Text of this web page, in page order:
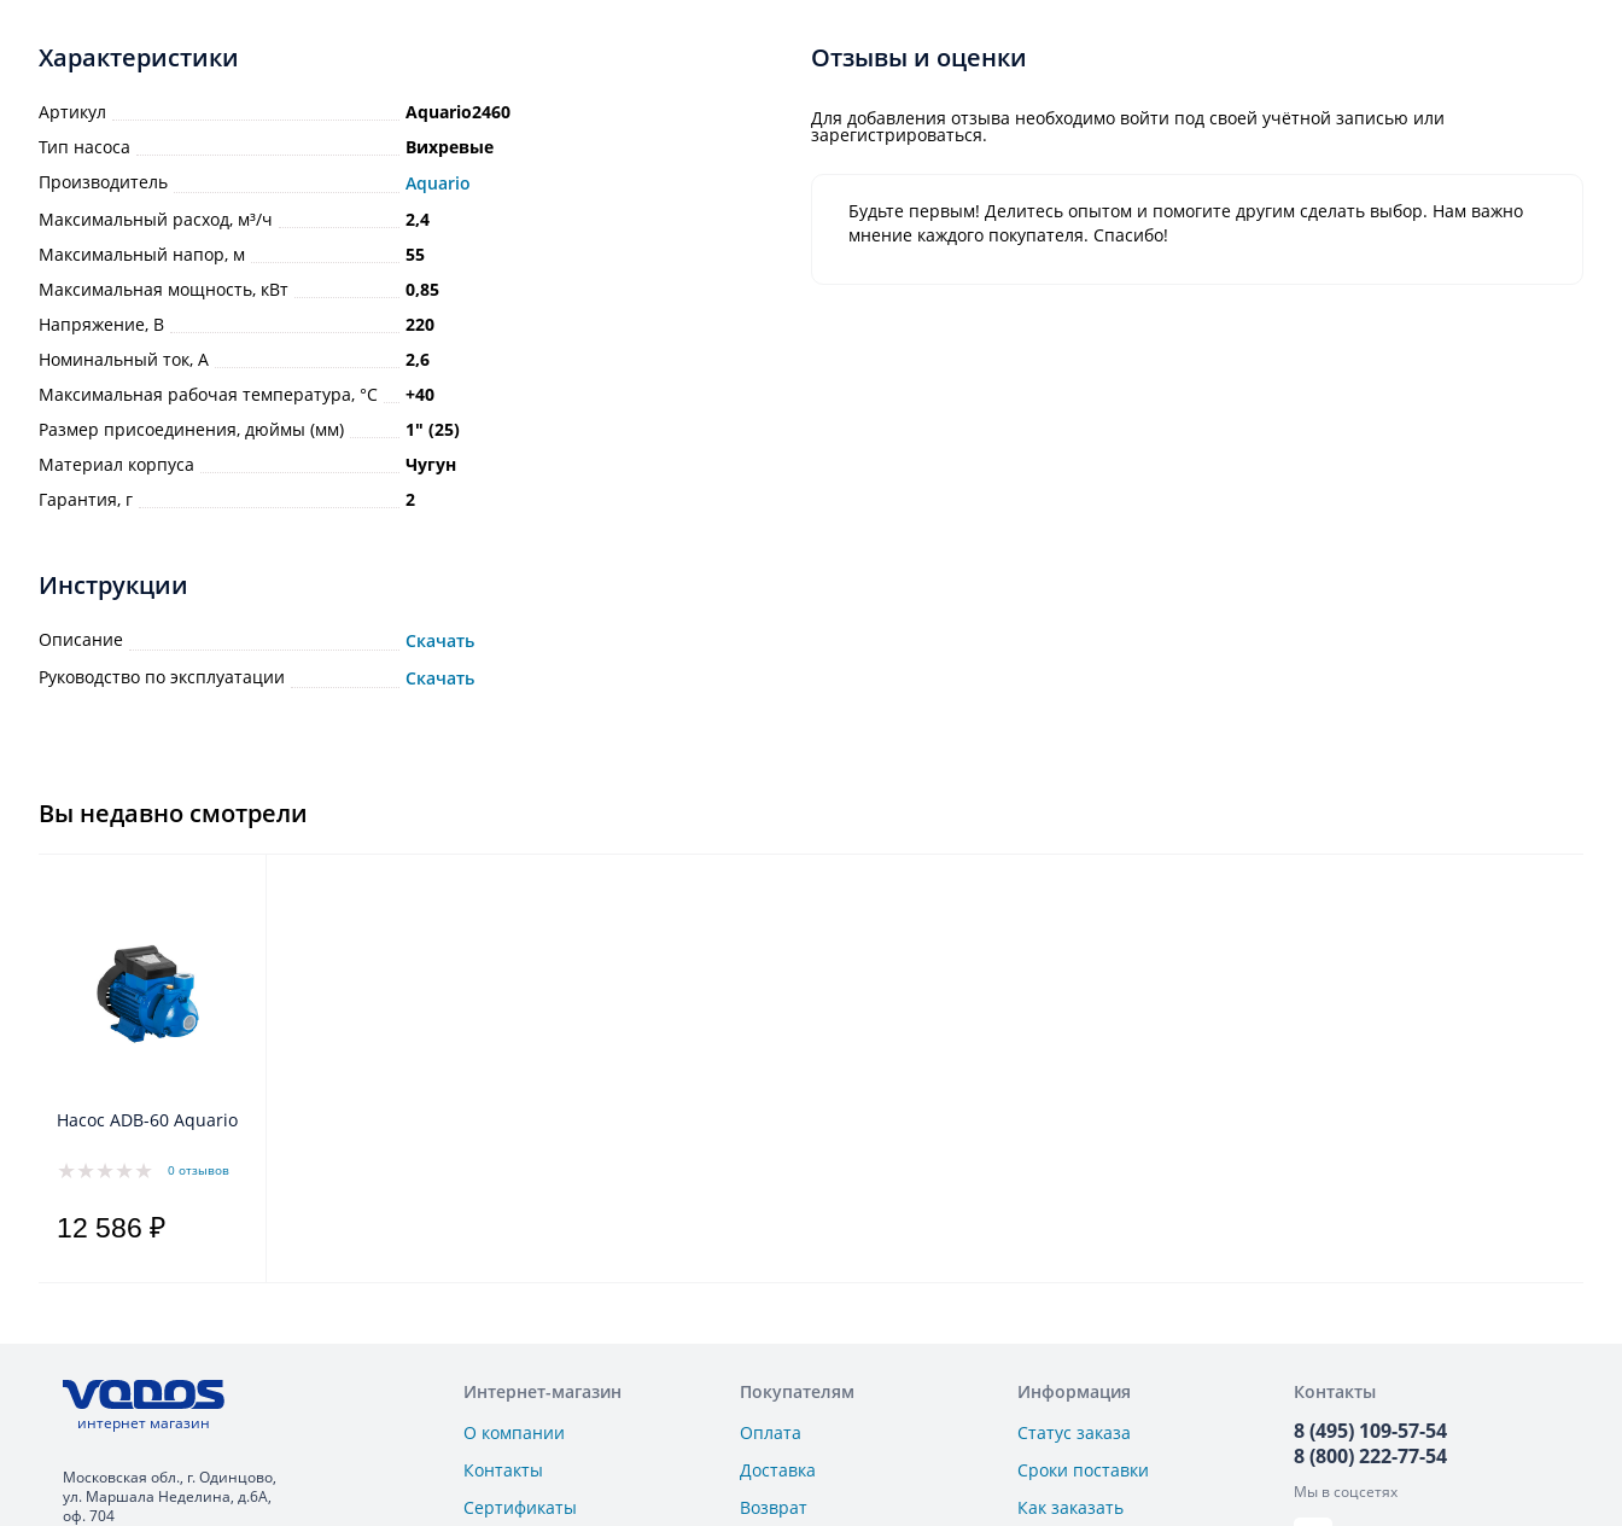
Характеристики
Артикул
Aquario2460
Тип насоса
Вихревые
Производитель
Aquario
Максимальный расход, м³/ч
2,4
Максимальный напор, м
55
Максимальная мощность, кВт
0,85
Напряжение, В
220
Номинальный ток, А
2,6
Максимальная рабочая температура, °С
+40
Размер присоединения, дюймы (мм)
1ʺ (25)
Материал корпуса
Чугун
Гарантия, г
2
Инструкции
Описание
Скачать
Руководство по эксплуатации
Скачать
Отзывы и оценки
Для добавления отзыва необходимо войти под своей учётной записью или
зарегистрироваться.
Будьте первым! Делитесь опытом и помогите другим сделать выбор. Нам важно
мнение каждого покупателя. Спасибо!
Вы недавно смотрели
Насос ADB-60 Aquario
0 отзывов
12 586 ₽
интернет магазин
Московская обл., г. Одинцово,
ул. Маршала Неделина, д.6А,
оф. 704
Интернет-магазин
О компании
Контакты
Сертификаты
Покупателям
Оплата
Доставка
Возврат
Информация
Статус заказа
Сроки поставки
Как заказать
Контакты
8 (495) 109-57-54
8 (800) 222-77-54
Мы в соцсетях